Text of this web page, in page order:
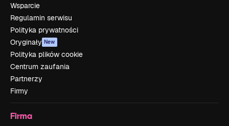
Wsparcie
Regulamin serwisu
Polityka prywatności
Oryginały New
Polityka plików cookie
Centrum zaufania
Partnerzy
Firmy
Firma